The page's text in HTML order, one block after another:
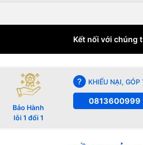
Kết nối với chúng
Bảo Hành
lỗi 1 đổi 1
KHIẾU NẠI, GÓP
0813600999